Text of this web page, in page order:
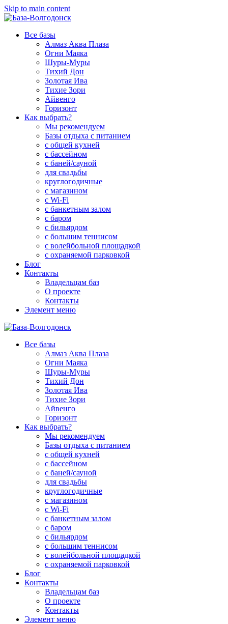
Skip to main content
Все базы
Алмаз Аква Плаза
Огни Маяка
Шуры-Муры
Тихий Дон
Золотая Ива
Тихие Зори
Айвенго
Горизонт
Как выбрать?
Мы рекомендуем
Базы отдыха с питанием
с общей кухней
с бассейном
с баней/сауной
для свадьбы
круглогодичные
с магазином
с Wi-Fi
с банкетным залом
с баром
с бильярдом
с большим теннисом
с волейбольной площадкой
с охраняемой парковкой
Блог
Контакты
Владельцам баз
О проекте
Контакты
Элемент меню
Все базы
Алмаз Аква Плаза
Огни Маяка
Шуры-Муры
Тихий Дон
Золотая Ива
Тихие Зори
Айвенго
Горизонт
Как выбрать?
Мы рекомендуем
Базы отдыха с питанием
с общей кухней
с бассейном
с баней/сауной
для свадьбы
круглогодичные
с магазином
с Wi-Fi
с банкетным залом
с баром
с бильярдом
с большим теннисом
с волейбольной площадкой
с охраняемой парковкой
Блог
Контакты
Владельцам баз
О проекте
Контакты
Элемент меню